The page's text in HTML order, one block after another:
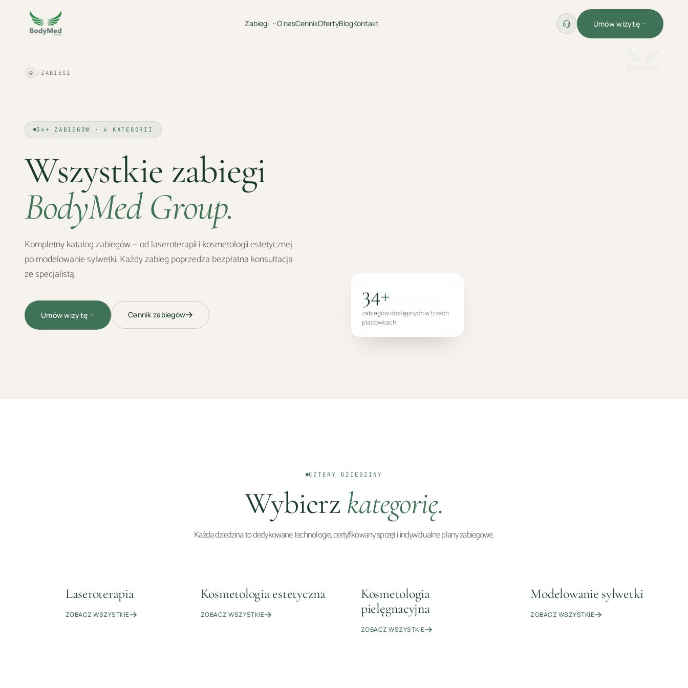
Zabiegi O nasCennikOfertyBlogKontakt Umów wizytę
/ ZABIEGI
34+ ZABIEGÓW · 4 KATEGORII
Wszystkie zabiegi
BodyMed Group.
Kompletny katalog zabiegów — od laseroterapii i kosmetologii estetycznej
po modelowanie sylwetki. Każdy zabieg poprzedza bezpłatna konsultacja
ze specjalistą.
Umów wizytę Cennik zabiegów
34+
zabiegów dostępnych w trzech
placówkach
CZTERY DZIEDZINY
Wybierz kategorię.
Każda dziedzina to dedykowane technologie, certyfikowany sprzęt i indywidualne plany zabiegowe.
ZABIEGÓW
Laseroterapia
ZOBACZ WSZYSTKIE
ZABIEGÓW
Kosmetologia estetyczna
ZOBACZ WSZYSTKIE
Kosmetologia
pielęgnacyjna
ZOBACZ WSZYSTKIE
ZABIEGÓW
Modelowanie sylwetki
ZOBACZ WSZYSTKIE